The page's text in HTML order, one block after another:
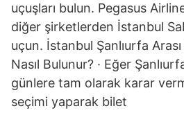
uçuşları bulun. Pegasus
diğer şirketlerden İstanbul
uçun. İstanbul Şanlıurfa
Nasıl Bulunur? · Eğer
günlere tam olarak karar
seçimi yaparak bilet